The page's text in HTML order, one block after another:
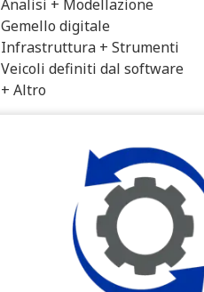
Analisi + Modellazione
Gemello digitale
Infrastruttura + Strumenti
Veicoli definiti dal software
+ Altro